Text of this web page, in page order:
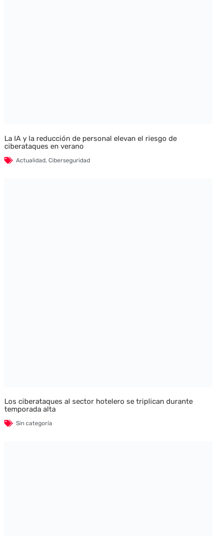
La IA y la reducción de personal elevan el riesgo de
ciberataques en verano
Actualidad, Ciberseguridad
Los ciberataques al sector hotelero se triplican durante
temporada alta
Sin categoría